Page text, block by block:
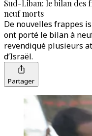
Sud-Liban: le bilan des
neuf morts
De nouvelles frappes
ont porté le bilan à
revendiqué plusieurs
d’Israël.
Partager